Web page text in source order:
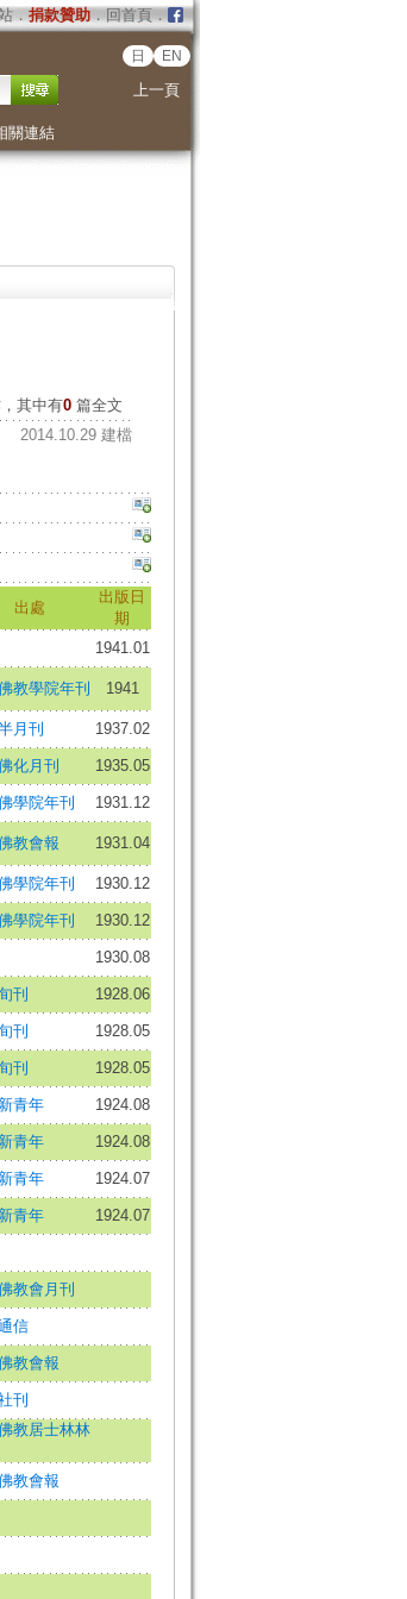
． 捐款贊助．回首頁．
日 EN
上一頁
關連結
其中有0篇全文
2014.10.29 建檔
出處
出版日
期
1941.01
教學院年刊 1941
月刊 1937.02
化月刊 1935.05
學院年刊
1931.12
教會報 1931.04
學院年刊 1930.12
學院年刊 1930.12
1930.08
刊 1928.06
刊 1928.05
刊 1928.05
青年 1924.08
青年 1924.08
青年 1924.07
青年 1924.07
教會月刊
信
教會報
刊
教居士林林
教會報